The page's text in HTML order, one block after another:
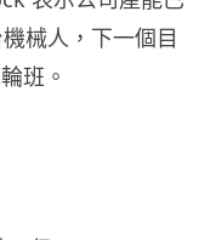
械人，下一個目
班。